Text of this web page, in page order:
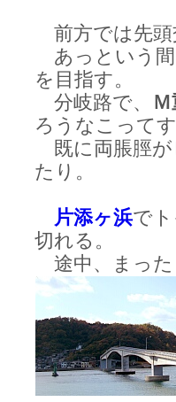
前方では先頭
あっという間
を目指す。
分岐路で、
ろうなこってす
既に両脹脛
たり。
片添ヶ浜で
切れる。
途中、まった